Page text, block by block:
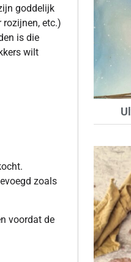
goddelijk
etc.)
is die
wilt
zoals
voordat de